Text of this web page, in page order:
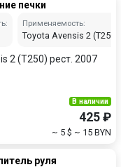
печки
Применяемость:
Toyota Avensis 2 (T250)
2 (T250) рест. 2007
В наличии
425 ₽
~ 5 $ ~ 15 BYN
руля